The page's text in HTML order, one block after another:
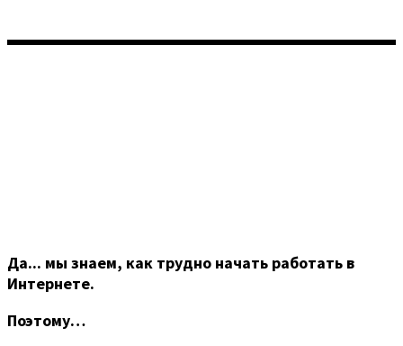
Да... мы знаем, как трудно начать работать в
Интернете.
Поэтому…